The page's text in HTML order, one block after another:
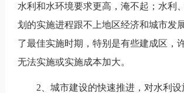
水利和水环境要求更高，淹不起；水利
划的实施进程跟不上地区经济和城市发
了最佳实施时期，特别是有些建成区，
无法实施或实施成本加大。
2、城市建设的快速推进，对水利